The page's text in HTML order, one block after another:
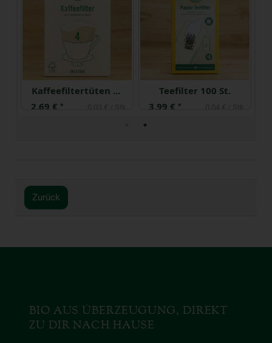
Kaffeefiltertüten Gr. 4
2,69 € *
Teefilter 100 St.
3,99 € *
Zurück
BIO AUS ÜBERZEUGUNG, DIREKT
ZU DIR NACH HAUSE